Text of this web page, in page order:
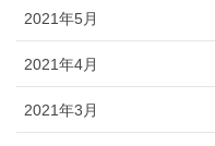
2021年5月
2021年4月
2021年3月